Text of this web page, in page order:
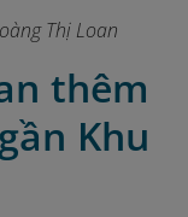
Thị Loan
thêm
Khu